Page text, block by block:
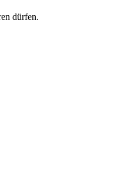
dürfen.